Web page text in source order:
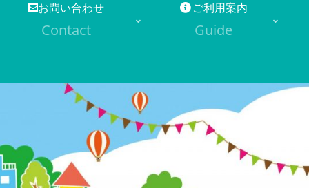
お問い合わせ
Contact
ご利用案内
Guide